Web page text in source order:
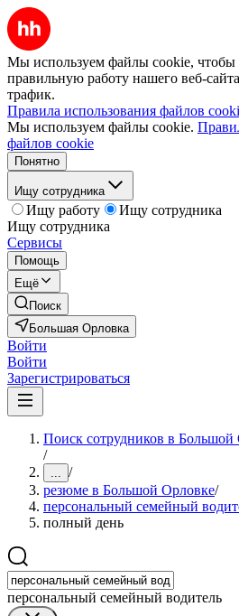
Мы используем файлы cookie, чтобы
правильную работу нашего веб-
трафик.
Правила использования файлов
Мы используем файлы cookie.
файлов cookie
Понятно
Ищу сотрудника
Ищу работу
Ищу сотрудника
Ищу сотрудника
Сервисы
Помощь
Ещё
Поиск
Большая Орловка
Войти
Войти
Зарегистрироваться
Поиск сотрудников в Большой
/
... /
резюме в Большой Орловке/
персональный семейный
полный день
персональный семейный водитель